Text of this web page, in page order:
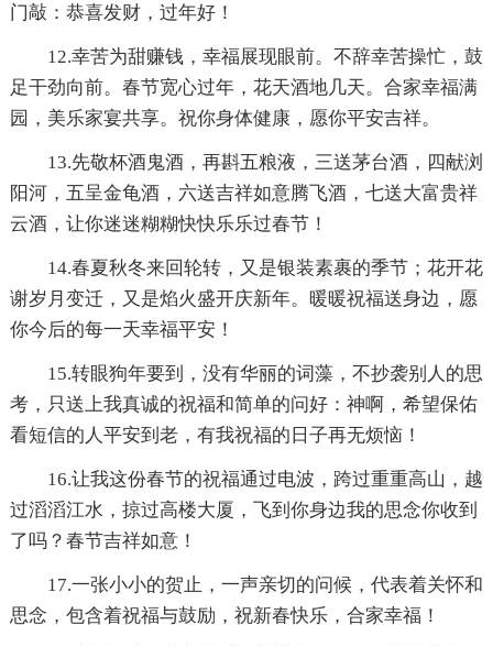
门敲：恭喜发财，过年好！
12.幸苦为甜赚钱，幸福展现眼前。不辞幸苦操忙，鼓
足干劲向前。春节宽心过年，花天酒地几天。合家幸福满
园，美乐家宴共享。祝你身体健康，愿你平安吉祥。
13.先敬杯酒鬼酒，再斟五粮液，三送茅台酒，四献浏
阳河，五呈金龟酒，六送吉祥如意腾飞酒，七送大富贵祥
云酒，让你迷迷糊糊快快乐乐过春节！
14.春夏秋冬来回轮转，又是银装素裹的季节；花开花
谢岁月变迁，又是焰火盛开庆新年。暖暖祝福送身边，愿
你今后的每一天幸福平安！
15.转眼狗年要到，没有华丽的词藻，不抄袭别人的思
考，只送上我真诚的祝福和简单的问好：神啊，希望保佑
看短信的人平安到老，有我祝福的日子再无烦恼！
16.让我这份春节的祝福通过电波，跨过重重高山，越
过滔滔江水，掠过高楼大厦，飞到你身边我的思念你收到
了吗？春节吉祥如意！
17.一张小小的贺止，一声亲切的问候，代表着关怀和
思念，包含着祝福与鼓励，祝新春快乐，合家幸福！